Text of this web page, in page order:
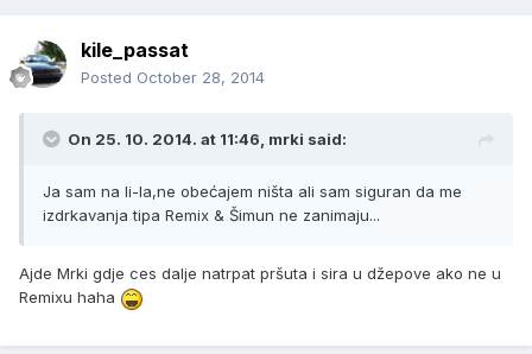
kile_passat
Posted October 28, 2014
On 25. 10. 2014. at 11:46, mrki said:
Ja sam na li-la,ne obećajem ništa ali sam siguran da me
izdrkavanja tipa Remix & Šimun ne zanimaju...
Ajde Mrki gdje ces dalje natrpat pršuta i sira u džepove ako ne u
Remixu haha